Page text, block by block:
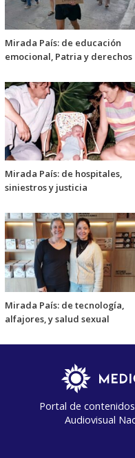
Mirada País: de educación
emocional, Patria y derechos
Mirada País: de hospitales,
siniestros y justicia
Mirada País: de tecnología,
alfajores, y salud sexual
Portal de
Audiovisual